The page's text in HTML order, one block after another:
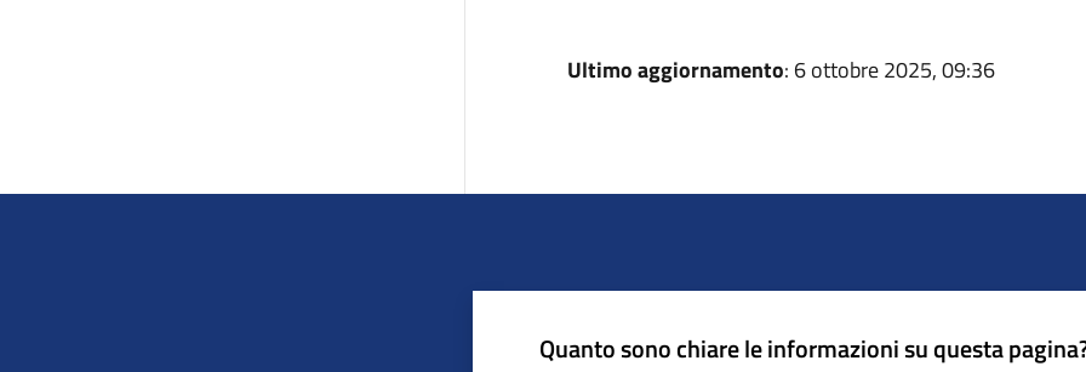
Ultimo aggiornamento: 6 ottobre 2025, 09:36
Quanto sono chiare le informazioni su questa